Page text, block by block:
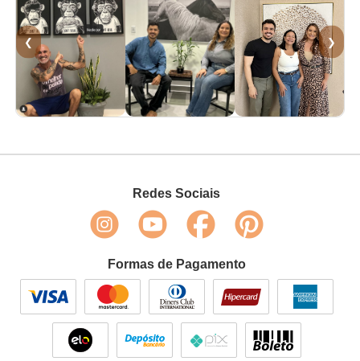
❮ ❯
Redes Sociais
Formas de Pagamento